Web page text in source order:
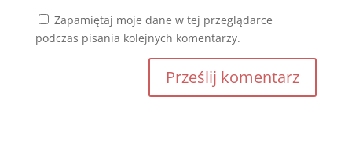
Zapamiętaj moje dane w tej przeglądarce
podczas pisania kolejnych komentarzy.